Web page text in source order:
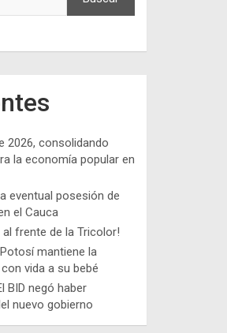
2026, consolidando
la economía popular en
eventual posesión de
el Cauca
frente de la Tricolor!
mantiene la
vida a su bebé
BID negó haber
nuevo gobierno